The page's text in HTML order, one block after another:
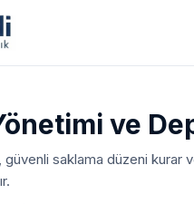
ve
güvenli saklama düzeni